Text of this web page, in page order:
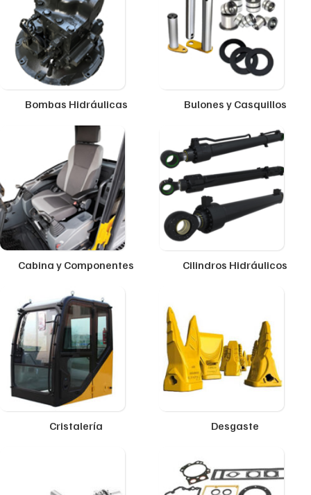
Bombas Hidráulicas Bulones y Casquillos
Cabina y Componentes Cilindros Hidráulicos
Cristalería Desgaste